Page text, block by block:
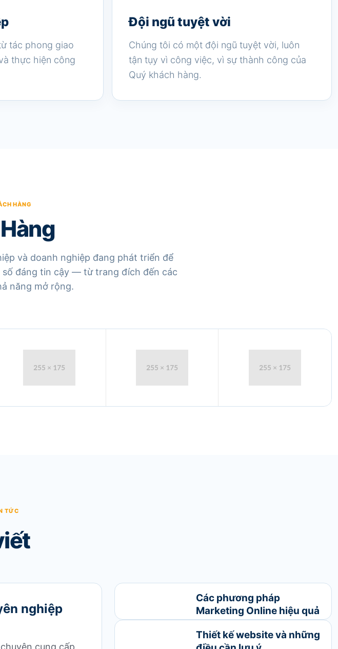
tác phong giao
thực hiện công
Đội ngũ tuyệt vời
Chúng tôi có một đội ngũ tuyệt vời, luôn
tận tụy vì công việc, vì sự thành công của
Quý khách hàng.
và doanh nghiệp đang phát triển để
đáng tin cậy — từ trang đích đến các
năng mở rộng.
TỨC
nghiệp
cung cấp
Các phương pháp
Marketing Online hiệu quả
một xu hướng quảng bá sản
Thiết kế website và những